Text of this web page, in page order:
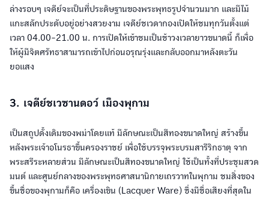
ล่างรอบๆ เจดีย์จะเป็นที่ประดิษฐานของพระพุทธรูปจำนวนมาก และมีไม้
แกะสลักประดับอยู่อย่างสวยงาม เจดีย์ชเวดากองเปิดให้ชมทุกวันตั้งแต่
เวลา 04.00-21.00 น. การเปิดให้เข้าชมเป็นช้าวงเวลายาวขนาดนี้ ก็เพื่อ
ให้ผู้มีจิตศรัทธาสามารถเข้าไปก่อนอรุณรุ่งและกลับออกมาหลังตะวัน
ยอแสง
3. เจดีย์ชเวซานดอว์ เมืองพุกาม
เป็นสถูปดั้งเดิมของพม่าโดยแท้ มีลักษณะเป็นสีทองขนาดใหญ่ สร้างขึ้น
หลังพระเจ้าอโนรธาขึ้นครองราชย์ เพื่อใช้บรรจุพระบรมสารีริกธาตุ จาก
พระสรีระหลายส่วน มีลักษณะเป็นสีทองขนาดใหญ่ ใช้เป็นทั้งที่ประชุมสวด
มนต์ และศูนย์กลางของพระพุทธศาสนานิกายเถรวาทในพุกาม ชมสิ่งของ
ขึ้นชื่อของพุกามก็คือ เครื่องเขิน (Lacquer Ware) ซึ่งมีชื่อเสียงที่สุดใน